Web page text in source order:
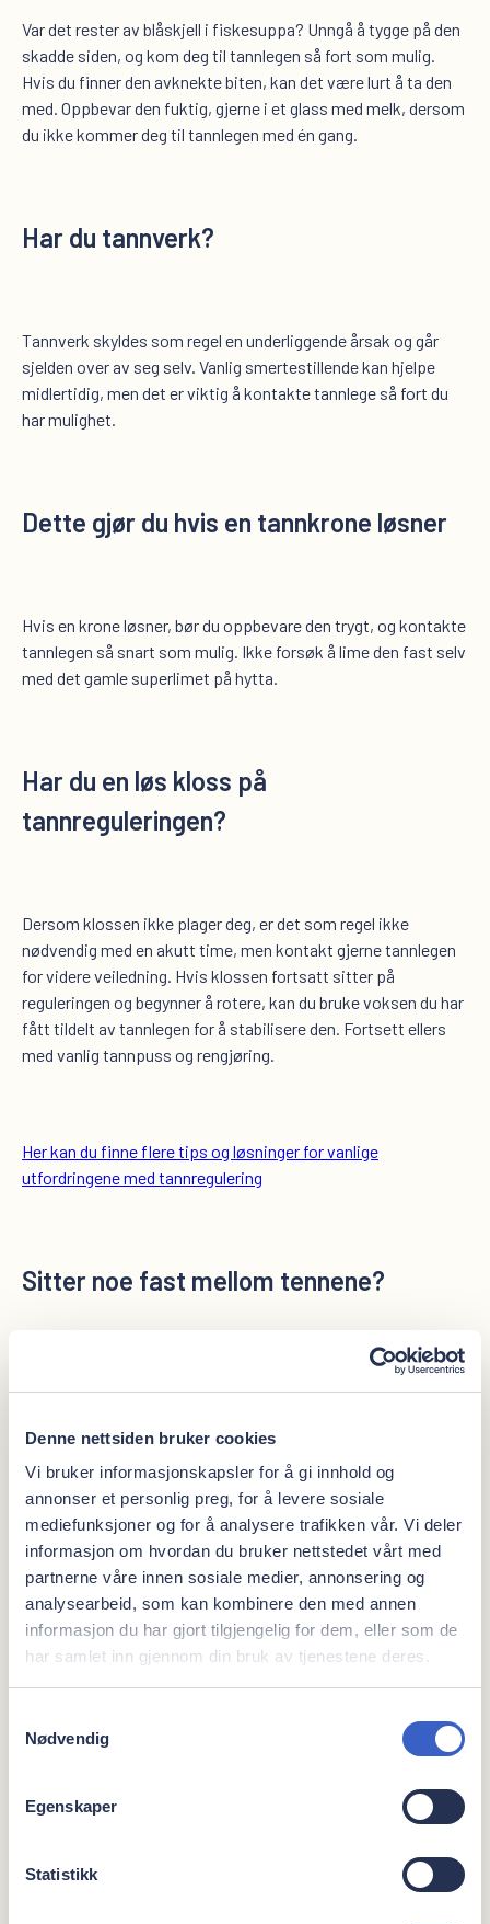
Denne nettsiden bruker cookies
Vi bruker informasjonskapsler for å gi innhold og
annonser et personlig preg, for å levere sosiale
mediefunksjoner og for å analysere trafikken vår. Vi deler
informasjon om hvordan du bruker nettstedet vårt med
partnerne våre innen sosiale medier, annonsering og
analysearbeid, som kan kombinere den med annen
informasjon du har gjort tilgjengelig for dem, eller som de
har samlet inn gjennom din bruk av tjenestene deres.
Nødvendig
Egenskaper
Statistikk
Var det rester av blåskjell i fiskesuppa? Unngå å tygge på den
skadde siden, og kom deg til tannlegen så fort som mulig.
Hvis du finner den avknekte biten, kan det være lurt å ta den
med. Oppbevar den fuktig, gjerne i et glass med melk, dersom
du ikke kommer deg til tannlegen med én gang.
Har du tannverk?
Tannverk skyldes som regel en underliggende årsak og går
sjelden over av seg selv. Vanlig smertestillende kan hjelpe
midlertidig, men det er viktig å kontakte tannlege så fort du
har mulighet.
Dette gjør du hvis en tannkrone løsner
Hvis en krone løsner, bør du oppbevare den trygt, og kontakte
tannlegen så snart som mulig. Ikke forsøk å lime den fast selv
med det gamle superlimet på hytta.
Har du en løs kloss på
tannreguleringen?
Dersom klossen ikke plager deg, er det som regel ikke
nødvendig med en akutt time, men kontakt gjerne tannlegen
for videre veiledning. Hvis klossen fortsatt sitter på
reguleringen og begynner å rotere, kan du bruke voksen du har
fått tildelt av tannlegen for å stabilisere den. Fortsett ellers
med vanlig tannpuss og rengjøring.
Her kan du finne flere tips og løsninger for vanlige
utfordringene med tannregulering
Sitter noe fast mellom tennene?
eller å presse for hardt på området. Dersom du ikke får det
løs, kan tannlegen hjelpe.
Blør det fra tannkjøttet?
Når tannkjøttet blør, er det oftest fordi det er betent.
Tannkjøttbetennelse kan reverseres gjennom god
munnhygiene og grundig rengjøring, men blir den liggende kan
den i verste fall utvikle seg til en mer alvorlig
det undersøkt hos tannlegen.